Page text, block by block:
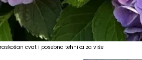
cvat i posebna tehnika za više